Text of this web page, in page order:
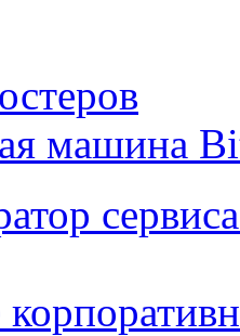
машина